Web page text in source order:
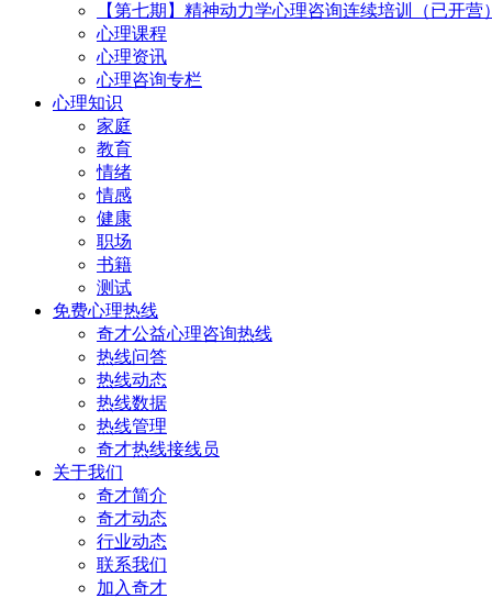
【第七期】精神动力学心理咨询连续培训（已开营）
心理课程
心理资讯
心理咨询专栏
心理知识
家庭
教育
情绪
情感
健康
职场
书籍
测试
免费心理热线
奇才公益心理咨询热线
热线问答
热线动态
热线数据
热线管理
奇才热线接线员
关于我们
奇才简介
奇才动态
行业动态
联系我们
加入奇才